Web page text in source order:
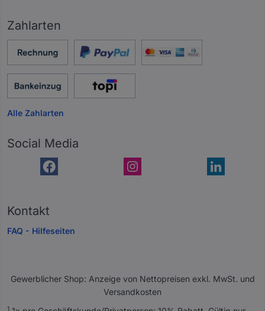
Zahlarten
Alle Zahlarten
Social Media
Kontakt
FAQ - Hilfeseiten
Gewerblicher Shop: Anzeige von Nettopreisen exkl. MwSt. und
Versandkosten
A
1